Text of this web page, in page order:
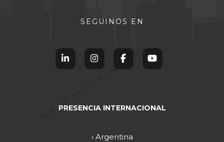
SEGUINOS EN
PRESENCIA INTERNACIONAL
› Argentina